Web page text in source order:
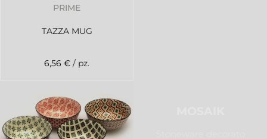
PRIME
TAZZA MUG
6,56 € / pz.